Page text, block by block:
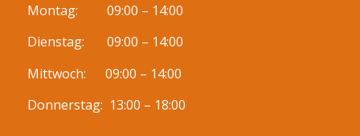
Montag: 09:00 – 14:00
Dienstag: 09:00 – 14:00
Mittwoch: 09:00 – 14:00
Donnerstag: 13:00 – 18:00